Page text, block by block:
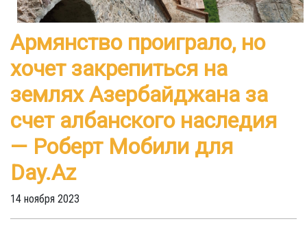
Армянство проиграло, но
хочет закрепиться на
землях Азербайджана за
счет албанского наследия
— Роберт Мобили для
Day.Az
14 ноября 2023